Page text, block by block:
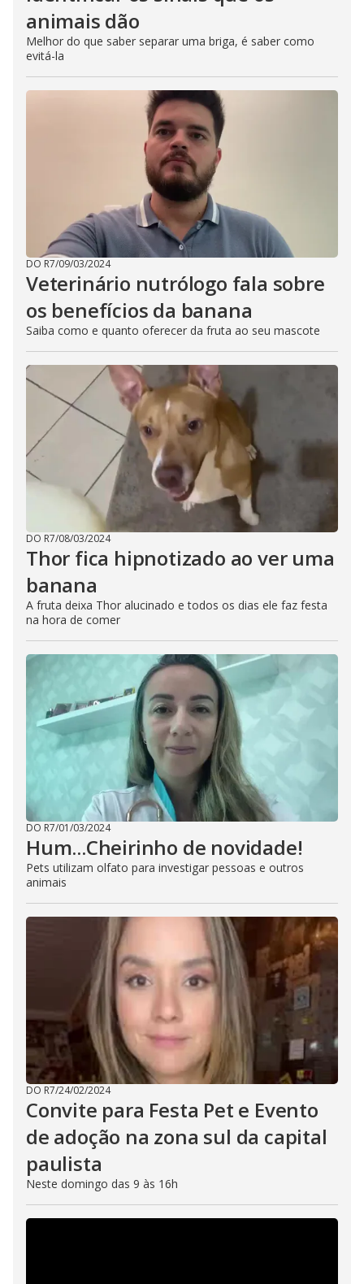
animais dão
Melhor do que saber separar uma briga, é saber como
evitá-la
DO R7/09/03/2024
Veterinário nutrólogo fala sobre
os benefícios da banana
Saiba como e quanto oferecer da fruta ao seu mascote
DO R7/08/03/2024
Thor fica hipnotizado ao ver uma
banana
A fruta deixa Thor alucinado e todos os dias ele faz festa
na hora de comer
DO R7/01/03/2024
Hum...Cheirinho de novidade!
Pets utilizam olfato para investigar pessoas e outros
animais
DO R7/24/02/2024
Convite para Festa Pet e Evento
de adoção na zona sul da capital
paulista
Neste domingo das 9 às 16h